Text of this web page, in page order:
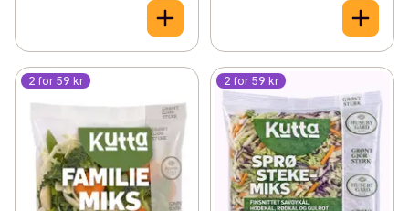
2 for 59 kr 2 for 59 kr